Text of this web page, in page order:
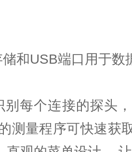
和USB端口用于数
别每个连接的探头
测量程序可快速获